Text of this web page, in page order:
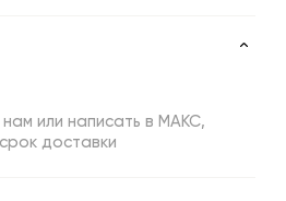
или написать в МАКС,
доставки